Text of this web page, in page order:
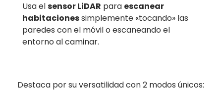
Usa elsensor LiDAR para escanear
habitacionessimplemente «tocando» las
paredes con el móvil o escaneando el
entorno al caminar.
Destaca por su versatilidad con 2 modos únicos: